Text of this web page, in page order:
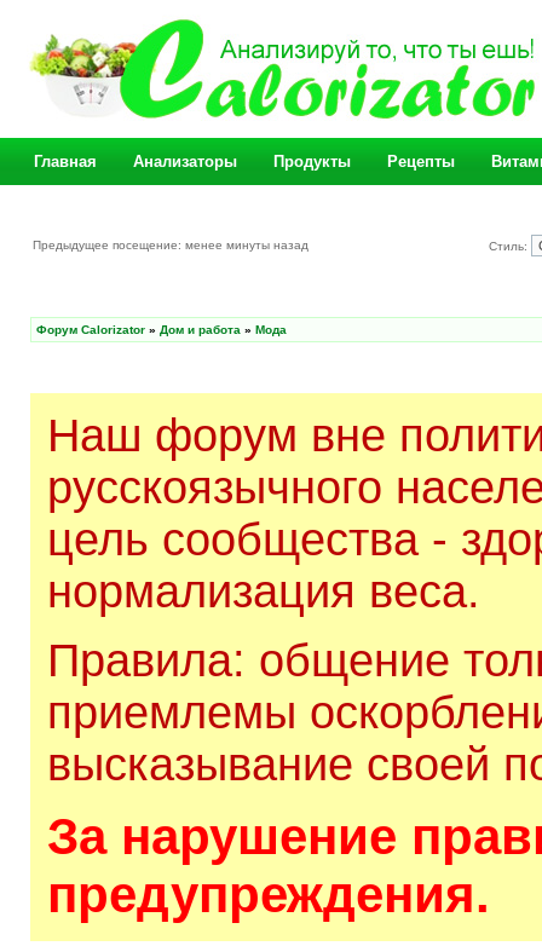
Главная Анализаторы Продукты Рецепты
Предыдущее посещение: менее минуты назад Стиль:
Форум Calorizator » Дом и работа » Мода
Наш форум вне
русскоязычного
цель сообщества -
нормализация веса.
Правила: общение
приемлемы
высказывание своей
За нарушение
предупреждения.